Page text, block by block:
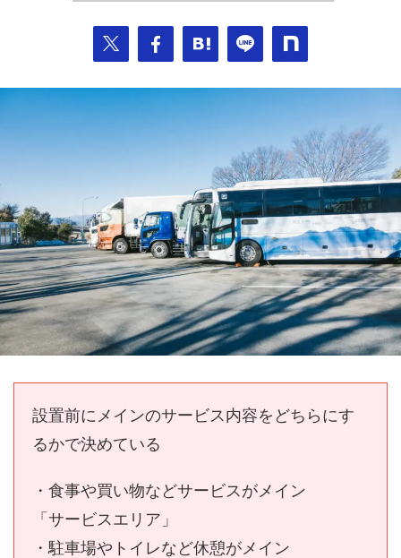
設置前にメインのサービス内容をどちらにす
るかで決めている
・食事や買い物などサービスがメイン
「サービスエリア」
・駐車場やトイレなど休憩がメイン